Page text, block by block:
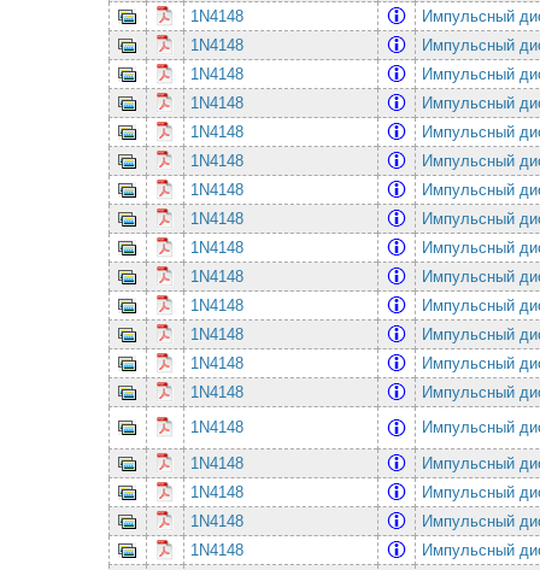
1N4148
Импульсный
1N4148
Импульсный
1N4148
Импульсный
1N4148
Импульсный
1N4148
Импульсный
1N4148
Импульсный
1N4148
Импульсный
1N4148
Импульсный
1N4148
Импульсный
1N4148
Импульсный
1N4148
Импульсный
1N4148
Импульсный
1N4148
Импульсный
1N4148
Импульсный
1N4148
Импульсный
1N4148
Импульсный
1N4148
Импульсный
1N4148
Импульсный
1N4148
Импульсный